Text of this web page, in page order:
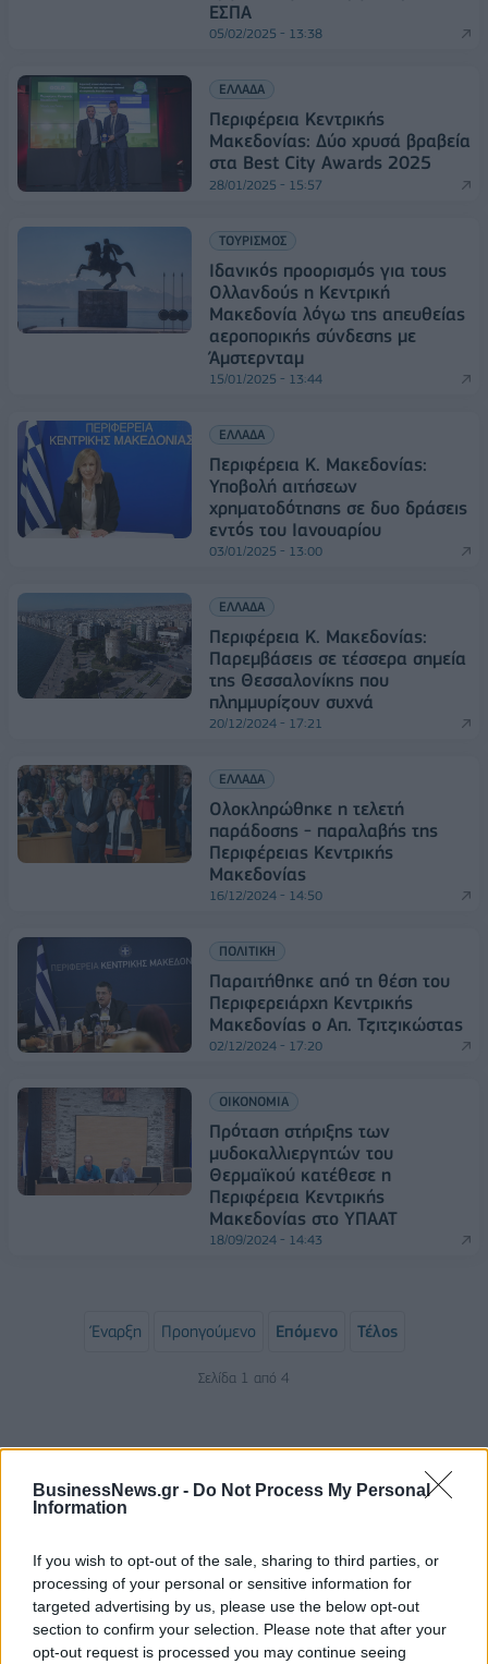
BusinessNews.gr - Do Not Process My Personal
Information
If you wish to opt-out of the sale, sharing to third parties, or
processing of your personal or sensitive information for
targeted advertising by us, please use the below opt-out
section to confirm your selection. Please note that after your
opt-out request is processed you may continue seeing
ΕΣΠΑ
05/02/2025 - 13:38
ΕΛΛΑΔΑ
Περιφέρεια Κεντρικής
Μακεδονίας: Δύο χρυσά βραβεία
στα Best City Awards 2025
28/01/2025 - 15:57
ΤΟΥΡΙΣΜΟΣ
Ιδανικός προορισμός για τους
Ολλανδούς η Κεντρική
Μακεδονία λόγω της απευθείας
αεροπορικής σύνδεσης με
Άμστερνταμ
15/01/2025 - 13:44
ΕΛΛΑΔΑ
Περιφέρεια Κ. Μακεδονίας:
Υποβολή αιτήσεων
χρηματοδότησης σε δυο δράσεις
εντός του Ιανουαρίου
03/01/2025 - 13:00
ΕΛΛΑΔΑ
Περιφέρεια Κ. Μακεδονίας:
Παρεμβάσεις σε τέσσερα σημεία
της Θεσσαλονίκης που
πλημμυρίζουν συχνά
20/12/2024 - 17:21
ΕΛΛΑΔΑ
Ολοκληρώθηκε η τελετή
παράδοσης - παραλαβής της
Περιφέρειας Κεντρικής
Μακεδονίας
16/12/2024 - 14:50
ΠΟΛΙΤΙΚΗ
Παραιτήθηκε από τη θέση του
Περιφερειάρχη Κεντρικής
Μακεδονίας ο Απ. Τζιτζικώστας
02/12/2024 - 17:20
ΟΙΚΟΝΟΜΙΑ
Πρόταση στήριξης των
μυδοκαλλιεργητών του
Θερμαϊκού κατέθεσε η
Περιφέρεια Κεντρικής
Μακεδονίας στο ΥΠΑΑΤ
18/09/2024 - 14:43
Έναρξη Προηγούμενο Επόμενο Τέλος
Σελίδα 1 από 4
ΡΟΗ ΕΙΔΗΣΕΩΝ